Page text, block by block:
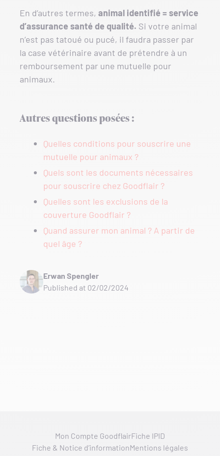
En d’autres termes, animal identifié = service
d’assurance santé de qualité. Si votre animal
n’est pas tatoué ou pucé, il faudra passer par
la case vétérinaire avant de prétendre à un
remboursement par une mutuelle pour
animaux.
Autres questions posées :
Quelles conditions pour souscrire une
mutuelle pour animaux ?
Quels sont les documents nécessaires
pour souscrire chez Goodflair ?
Quelles sont les exclusions de la
couverture Goodflair ?
Quand assurer mon animal ? A partir de
quel âge ?
Erwan Spengler
Published at 02/02/2024
Mon Compte GoodflairFiche IPID
Fiche & Notice d’informationMentions légales